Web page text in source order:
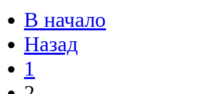
В начало
Назад
1